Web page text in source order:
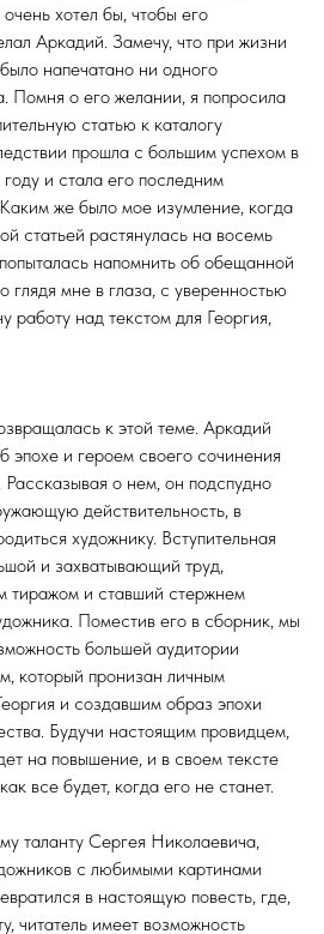
хотел бы, чтобы его
Аркадий. Замечу, что при жизни
напечатано ни одного
Помня о его желании, я попросила
статью к каталогу
прошла с большим успехом в
и стала его последним
же было мое изумление, когда
статьей растянулась на восемь
напомнить об обещанной
глядя мне в глаза, с уверенностью
работу над текстом для Георгия,
к этой теме. Аркадий
эпохе и героем своего сочинения
о нем, он подспудно
действительность, в
художнику. Вступительная
и захватывающий труд,
тиражом и ставший стержнем
Поместив его в сборник, мы
большей аудитории
который пронизан личным
и создавшим образ эпохи
Будучи настоящим провидцем,
на повышение, и в своем тексте
все будет, когда его не станет.
таланту Сергея Николаевича,
с любимыми картинами
в настоящую повесть, где,
читатель имеет возможность